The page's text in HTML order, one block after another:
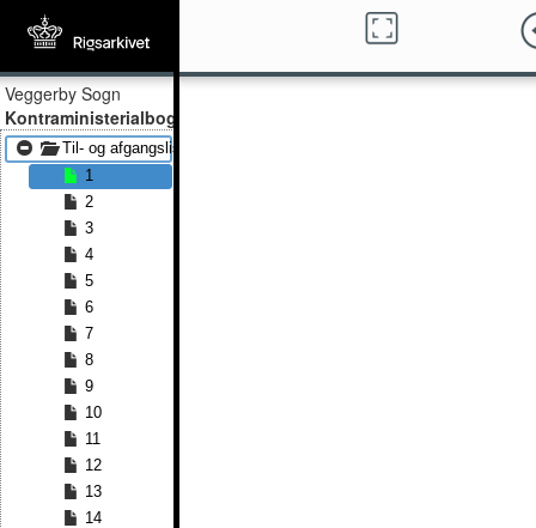
Veggerby Sogn
Kontraministerialbog
Til- og afgangslister 1870 - Til- og afgangslister 1875
1
2
3
4
5
6
7
8
9
10
11
12
13
14